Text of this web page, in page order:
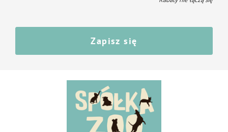
Zapisz się